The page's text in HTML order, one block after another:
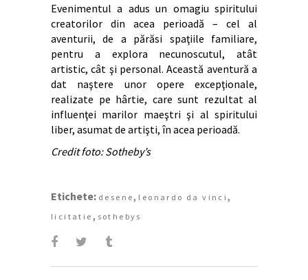
Evenimentul a adus un omagiu spiritului
creatorilor din acea perioadă – cel al
aventurii, de a părăsi spaţiile familiare,
pentru a explora necunoscutul, atât
artistic, cât şi personal. Această aventură a
dat naştere unor opere excepţionale,
realizate pe hârtie, care sunt rezultat al
influenţei marilor maeştri şi al spiritului
liber, asumat de artişti, în acea perioadă.
Credit foto: Sotheby’s
Etichete: desene , leonardo da vinci ,
licitatie , sothebys